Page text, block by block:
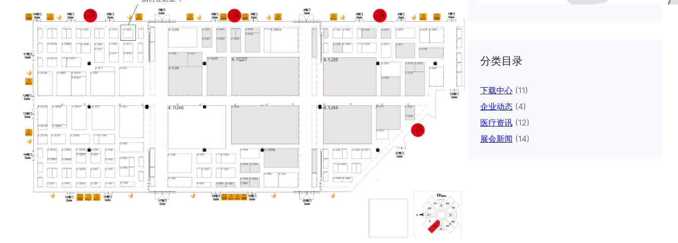
分类目录
下载中心 (11)
企业动态 (4)
医疗资讯 (12)
展会新闻 (14)